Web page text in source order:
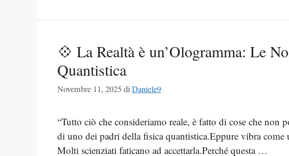
💠 La Realtà è un’Ologramma: Le
Quantistica
Novembre 11, 2025 diDaniele9
“Tutto ciò che consideriamo reale, è fatto di cose che
di uno dei padri della fisica quantistica.Eppure vibra
Molti scienziati faticano ad accettarla.Perché questa …